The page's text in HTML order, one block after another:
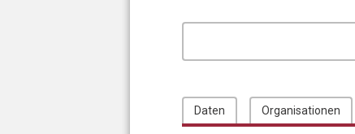
Daten Organisationen